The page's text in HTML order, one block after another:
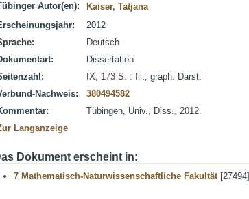
Autor(en):
Kaiser, Tatjana
2012
Deutsch
Dissertation
IX, 173 S. : Ill., graph. Darst.
Nachweis:
380494582
Tübingen, Univ., Diss., 2012.
Langanzeige
Dokument erscheint in:
7 Mathematisch-Naturwissenschaftliche Fakultät[27494]